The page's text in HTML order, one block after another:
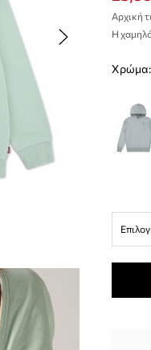
Αρχική
Η
Χρώμα: